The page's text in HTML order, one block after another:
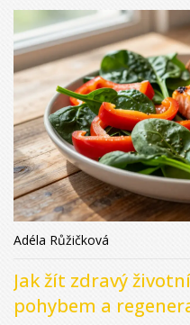
Adéla Růžičková
Jak žít zdravý
pohybem a